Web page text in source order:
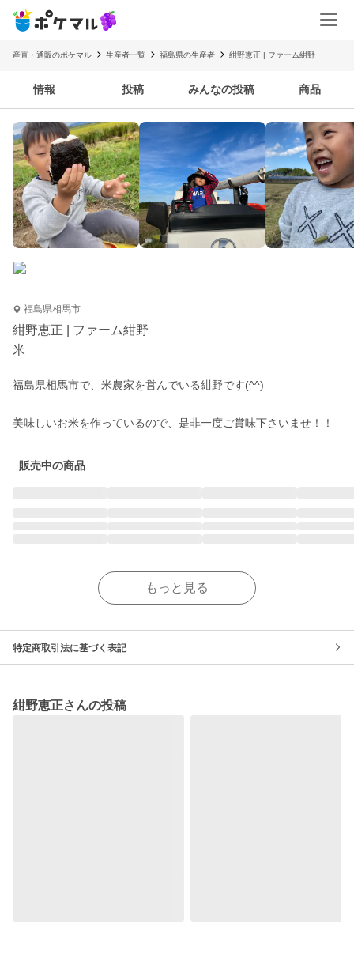
産直・通販のポケマル 生産者一覧 福島県の生産者 紺野恵正 | ファーム紺野
情報 投稿 みんなの投稿 商品
福島県相馬市
紺野恵正 | ファーム紺野
米
福島県相馬市で、米農家を営んでいる紺野です(^^)
美味しいお米を作っているので、是非一度ご賞味下さいませ！！
販売中の商品
もっと見る
特定商取引法に基づく表記
紺野恵正さんの投稿